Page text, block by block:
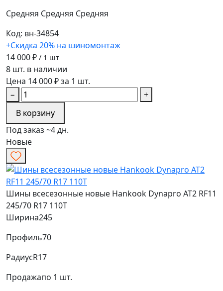
Средняя Средняя Средняя
Код: вн-34854
+Скидка 20% на шиномонтаж
14 000 ₽ / 1 шт
8 шт. в наличии
Цена 14 000 ₽ за 1 шт.
−
+
В корзину
Под заказ ~4 дн.
Новые
Шины всесезонные новые Hankook Dynapro AT2 RF11
245/70 R17 110T
Ширина245
Профиль70
РадиусR17
Продажапо 1 шт.